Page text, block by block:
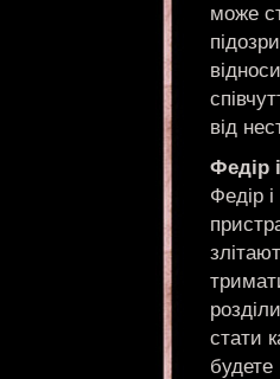
може
від
Федір
Федір
стати